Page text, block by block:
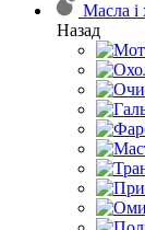
Масла і
Назад